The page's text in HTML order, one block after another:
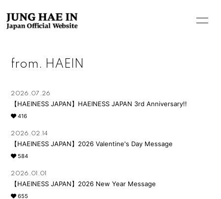
INFORMATION
BIOGRAPHY
from. HAEIN
2026.07.26
【HAEINESS JAPAN】HAEINESS JAPAN 3rd Anniversary!!
416
2026.02.14
【HAEINESS JAPAN】2026 Valentine's Day Message
584
2026.01.01
【HAEINESS JAPAN】2026 New Year Message
655